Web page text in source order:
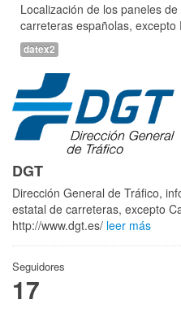
Localización de los paneles
carreteras españolas, excepto
datex2
DGT
Dirección General de Tráfico,
estatal de carreteras, excepto
http://www.dgt.es/ leer más
Seguidores
17